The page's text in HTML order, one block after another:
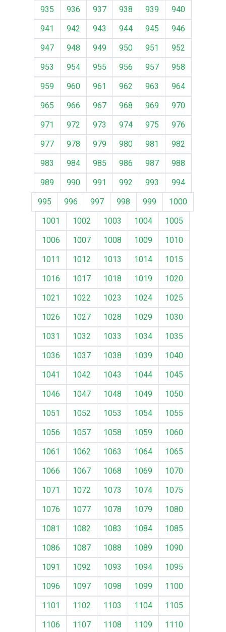
935
936 937 938 939
940
941
942 943 944 945
946
947
948 949 950 951
952
953
954 955 956 957
958
959
960 961 962 963
964
965
966 967 968 969
970
971
972 973 974 975
976
977
978 979 980 981
982
983
984 985 986 987
988
989
990 991 992 993
994
995
996 997 998 999
1000
1001
1002 1003 1004
1005
1006
1007 1008 1009
1010
1011
1012 1013 1014
1015
1016
1017 1018 1019
1020
1021
1022 1023 1024
1025
1026
1027 1028 1029
1030
1031
1032 1033 1034
1035
1036
1037 1038 1039
1040
1041
1042 1043 1044
1045
1046
1047 1048 1049
1050
1051
1052 1053 1054
1055
1056
1057 1058 1059
1060
1061
1062 1063 1064
1065
1066
1067 1068 1069
1070
1071
1072 1073 1074
1075
1076
1077 1078 1079
1080
1081
1082 1083 1084
1085
1086
1087 1088 1089
1090
1091
1092 1093 1094
1095
1096
1097 1098 1099
1100
1101
1102 1103 1104
1105
1106
1107 1108 1109 1110